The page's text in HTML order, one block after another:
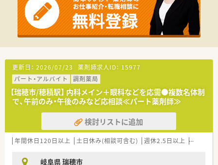
更新日： 2026/07/23 薬剤師求人ID： 15977
パート・アルバイト
調剤薬局
【瑞穂市/穂積駅】 内科メイン＋眼科などを応需●複数名体制
で、午前のみ・午後のみなど応相談≪パート薬剤師≫
検討リストに追加
年間休日120日以上 土日休み(相談可含む) 週休2.5日以上 新卒可
岐阜県 瑞穂市